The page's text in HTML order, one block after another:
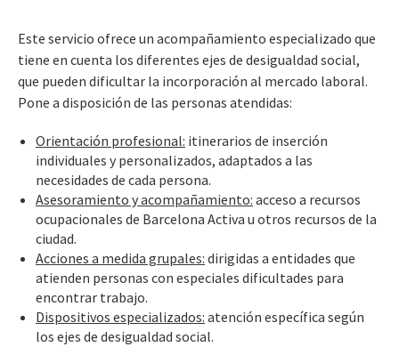
Este servicio ofrece un acompañamiento especializado que
tiene en cuenta los diferentes ejes de desigualdad social,
que pueden dificultar la incorporación al mercado laboral.
Pone a disposición de las personas atendidas:
Orientación profesional: itinerarios de inserción
individuales y personalizados, adaptados a las
necesidades de cada persona.
Asesoramiento y acompañamiento: acceso a recursos
ocupacionales de Barcelona Activa u otros recursos de la
ciudad.
Acciones a medida grupales: dirigidas a entidades que
atienden personas con especiales dificultades para
encontrar trabajo.
Dispositivos especializados: atención específica según
los ejes de desigualdad social.